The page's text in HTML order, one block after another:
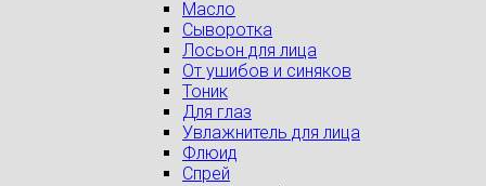
Масло
Сыворотка
Лосьон для лица
От ушибов и синяков
Тоник
Для глаз
Увлажнитель для лица
Флюид
Спрей